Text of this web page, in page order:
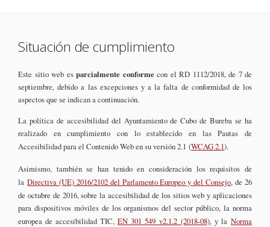
Situación de cumplimiento
Este sitio web es parcialmente conformecon el RD 1112/2018, de 7 de
septiembre, debido a las excepciones y a la falta de conformidad de los
aspectos que se indican a continuación.
La política de accesibilidad del Ayuntamiento de Cubo de Bureba se ha
realizado en cumplimiento con lo establecido en las Pautas de
Accesibilidad para el Contenido Web en su versión 2.1 (WCAG 2.1).
Asimismo, también se han tenido en consideración los requisitos de
la Directiva (UE) 2016/2102 del Parlamento Europeo y del Consejo, de 26
de octubre de 2016, sobre la accesibilidad de los sitios web y aplicaciones
para dispositivos móviles de los organismos del sector público, la norma
europea de accesibilidad TIC, EN 301 549 v2.1.2 (2018-08), y la Norma